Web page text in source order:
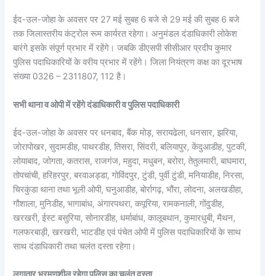
ईद-उल-जोहा के अवसर पर 27 मई सुबह 6 बजे से 29 मई की सुबह 6 बजे
तक जिलास्तरीय कंट्रोल रूम कार्यरत रहेगा। अनुमंडल दंडाधिकारी लोकेश
बारंगे इसके संपूर्ण प्रभार में रहेंगे। जबकि डीएसपी सीसीआर प्रदीप कुमार
पुलिस पदाधिकारियों के वरीय प्रभार में रहेंगे। जिला नियंत्रण कक्ष का दूरभाष
संख्या 0326 – 2311807, 112 है।
सभी थाना व ओपी में रहेंगे दंडाधिकारी व पुलिस पदाधिकारी
ईद-उल-जोहा के अवसर पर धनबाद, बैंक मोड़, सरायढेला, धनसार, झरिया,
जोरापोखर, सुदामडीह, पाथरडीह, तिसरा, सिंदरी, बलियापुर, केंदुआडीह, पुटकी,
लोयाबाद, जोगता, कतरास, राजगंज, महुदा, मधुबन, बरोरा, तेतुलमारी, बाघमारा,
तोपचांची, हरिहरपुर, बरवाअड्डा, गोविंदपुर, टुंडी, पुर्वी टुंडी, मनियाडीह, निरसा,
चिरकुंडा थाना तथा भूली ओपी, घनुआडीह, बोर्रागढ़, भौंरा, लोदना, अलखडीहा,
गौशाला, मुनिडीह, भागाबांध, अंगारपथरा, कपूरिया, रामकनाली, गोंदुडीह,
खरखरी, ईस्ट बसुरिया, सोनारडीह, धर्माबांध, कालूबथान, कुमारधुबी, मैथन,
गलफरबाड़ी, खरखरी, भाटडीह एवं पंचेत ओपी में पुलिस पदाधिकारियों के साथ
साथ दंडाधिकारी तथा चलंत दस्ता रहेगा।